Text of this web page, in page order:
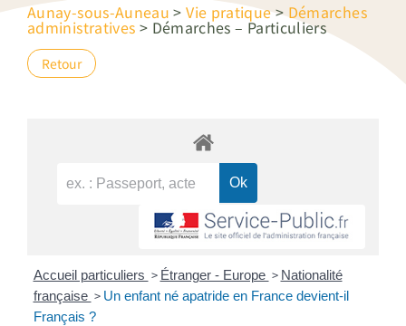
Aunay-sous-Auneau >Vie pratique>Démarches
administratives > Démarches – Particuliers
Retour
Accueil particuliers > Étranger - Europe > Nationalité
française > Un enfant né apatride en France devient-il
Français ?